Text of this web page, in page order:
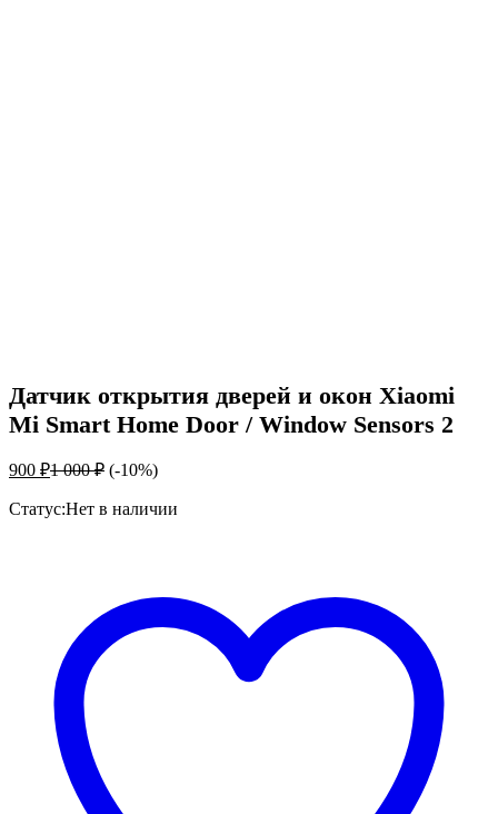
Датчик открытия дверей и окон Xiaomi
Mi Smart Home Door / Window Sensors 2
900 ₽1 000₽ (-10%)
Статус:Нет в наличии